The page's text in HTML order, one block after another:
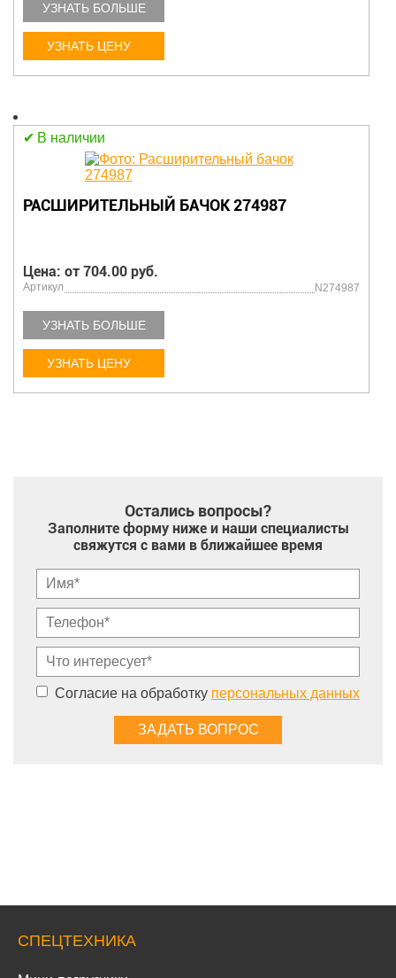
УЗНАТЬ БОЛЬШЕ
УЗНАТЬ ЦЕНУ
В наличии
РАСШИРИТЕЛЬНЫЙ БАЧОК 274987
Цена: от 704.00 руб.
Артикул N274987
УЗНАТЬ БОЛЬШЕ
УЗНАТЬ ЦЕНУ
Остались вопросы?
Заполните форму ниже и наши специалисты
свяжутся с вами в ближайшее время
Согласие на обработку персональных данных
СПЕЦТЕХНИКА